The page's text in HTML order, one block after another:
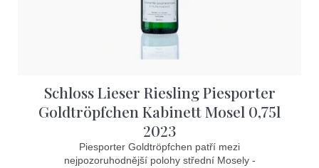
Schloss Lieser Riesling Piesporter
Goldtröpfchen Kabinett Mosel 0,75l
2023
Piesporter Goldtröpfchen patří mezi
nejpozoruhodnější polohy střední Mosely -